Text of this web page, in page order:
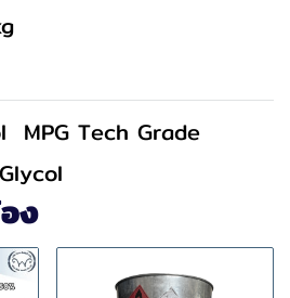
MPG Tech Grade
ง